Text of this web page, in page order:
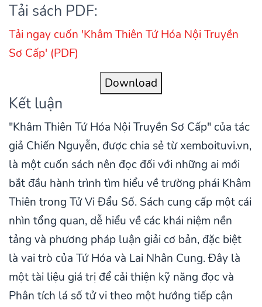
Tải sách PDF:
Tải ngay cuốn 'Khâm Thiên Tứ Hóa Nội Truyền
Sơ Cấp' (PDF)
Download
Kết luận
"Khâm Thiên Tứ Hóa Nội Truyền Sơ Cấp" của tác
giả Chiến Nguyễn, được chia sẻ từ xemboituvi.vn,
là một cuốn sách nên đọc đối với những ai mới
bắt đầu hành trình tìm hiểu về trường phái Khâm
Thiên trong Tử Vi Đẩu Số. Sách cung cấp một cái
nhìn tổng quan, dễ hiểu về các khái niệm nền
tảng và phương pháp luận giải cơ bản, đặc biệt
là vai trò của Tứ Hóa và Lai Nhân Cung. Đây là
một tài liệu giá trị để cải thiện kỹ năng đọc và
Phân tích lá số tử vi theo một hướng tiếp cận